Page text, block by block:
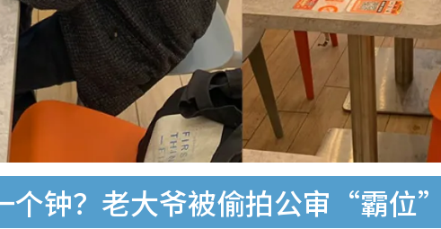
个钟？老大爷被偷拍公审“霸位